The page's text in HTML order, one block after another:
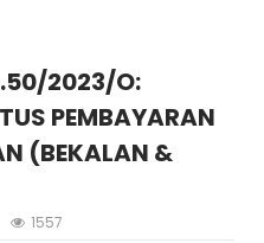
2023/O:
PEMBAYARAN
(BEKALAN &
1557